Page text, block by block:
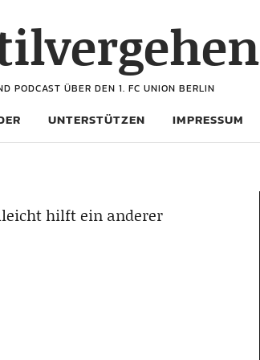
PODCAST ÜBER DEN 1. FC UNION BERLIN
UNTERSTÜTZEN IMPRESSUM
hilft ein anderer